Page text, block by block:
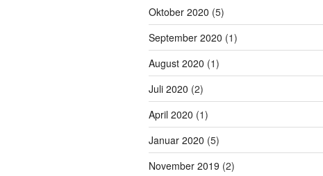
Oktober 2020 (5)
September 2020 (1)
August 2020 (1)
Juli 2020 (2)
April 2020 (1)
Januar 2020 (5)
November 2019 (2)